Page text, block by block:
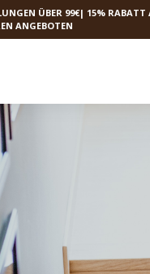
ÜBER 99€| 15% RABATT
ANGEBOTEN